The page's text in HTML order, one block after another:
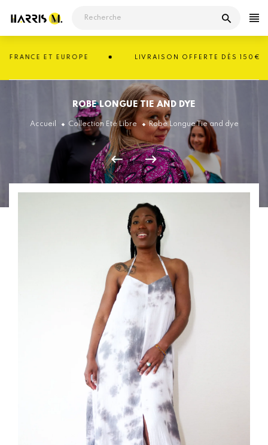
contenu
LIVRAISON OFFERTE DÈS 150€ EN
ET EUROPE
ROBE LONGUE TIE AND DYE
Accueil Collection Eté Libre Robe Longue Tie and dye